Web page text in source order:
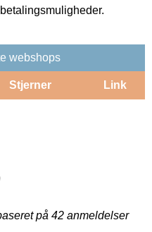
webshops
Stjerner Link
på 42 anmeldelser